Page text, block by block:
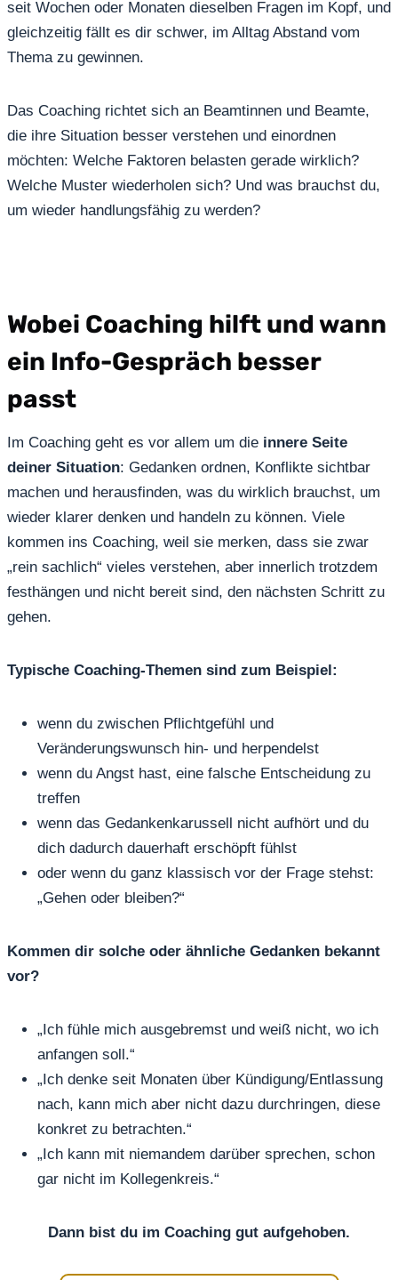
seit Wochen oder Monaten dieselben Fragen im Kopf, und
gleichzeitig fällt es dir schwer, im Alltag Abstand vom
Thema zu gewinnen.
Das Coaching richtet sich an Beamtinnen und Beamte,
die ihre Situation besser verstehen und einordnen
möchten: Welche Faktoren belasten gerade wirklich?
Welche Muster wiederholen sich? Und was brauchst du,
um wieder handlungsfähig zu werden?
Wobei Coaching hilft und wann
ein Info-Gespräch besser
passt
Im Coaching geht es vor allem um die innere Seite
deiner Situation: Gedanken ordnen, Konflikte sichtbar
machen und herausfinden, was du wirklich brauchst, um
wieder klarer denken und handeln zu können. Viele
kommen ins Coaching, weil sie merken, dass sie zwar
„rein sachlich“ vieles verstehen, aber innerlich trotzdem
festhängen und nicht bereit sind, den nächsten Schritt zu
gehen.
Typische Coaching-Themen sind zum Beispiel:
wenn du zwischen Pflichtgefühl und
Veränderungswunsch hin- und herpendelst
wenn du Angst hast, eine falsche Entscheidung zu
treffen
wenn das Gedankenkarussell nicht aufhört und du
dich dadurch dauerhaft erschöpft fühlst
oder wenn du ganz klassisch vor der Frage stehst:
„Gehen oder bleiben?“
Kommen dir solche oder ähnliche Gedanken bekannt
vor?
„Ich fühle mich ausgebremst und weiß nicht, wo ich
anfangen soll.“
„Ich denke seit Monaten über Kündigung/Entlassung
nach, kann mich aber nicht dazu durchringen, diese
konkret zu betrachten.“
„Ich kann mit niemandem darüber sprechen, schon
gar nicht im Kollegenkreis.“
Dann bist du im Coaching gut aufgehoben.